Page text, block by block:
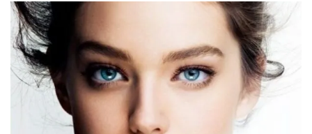
чтобы полностью понять, каковы
последствия плохого сна.